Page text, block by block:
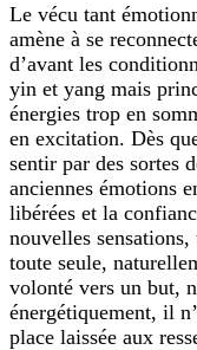
Le vécu tant
amène à se
d’avant les
yin et yang mais
énergies trop en
en excitation. Dès
sentir par des sortes
anciennes émotions
libérées et la
nouvelles
toute seule,
volonté vers un but,
énergétiquement, il
place laissée aux